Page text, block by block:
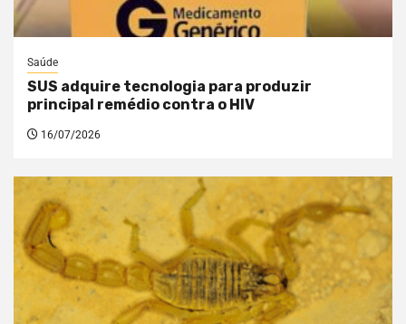
Saúde
SUS adquire tecnologia para produzir
principal remédio contra o HIV
16/07/2026